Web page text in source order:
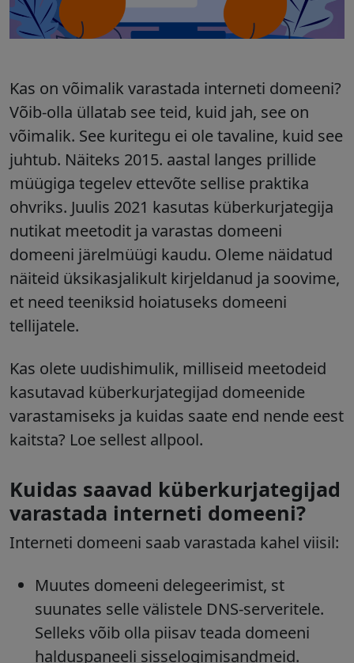
Kas on võimalik varastada interneti domeeni?
Võib-olla üllatab see teid, kuid jah, see on
võimalik. See kuritegu ei ole tavaline, kuid see
juhtub. Näiteks 2015. aastal langes prillide
müügiga tegelev ettevõte sellise praktika
ohvriks. Juulis 2021 kasutas küberkurjategija
nutikat meetodit ja varastas domeeni
domeeni järelmüügi kaudu. Oleme näidatud
näiteid üksikasjalikult kirjeldanud ja soovime,
et need teeniksid hoiatuseks domeeni
tellijatele.
Kas olete uudishimulik, milliseid meetodeid
kasutavad küberkurjategijad domeenide
varastamiseks ja kuidas saate end nende eest
kaitsta? Loe sellest allpool.
Kuidas saavad küberkurjategijad
varastada interneti domeeni?
Interneti domeeni saab varastada kahel viisil:
Muutes domeeni delegeerimist, st
suunates selle välistele DNS-serveritele.
Selleks võib olla piisav teada domeeni
halduspaneeli sisselogimisandmeid.